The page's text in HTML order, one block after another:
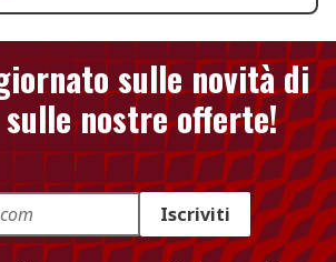
sulle novità di
nostre offerte!
Iscriviti